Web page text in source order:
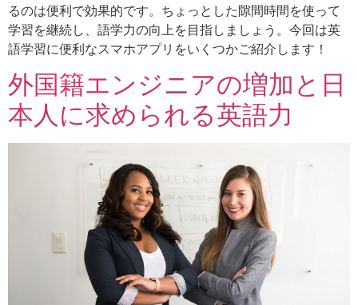
るのは便利で効果的です。ちょっとした隙間時間を使って
学習を継続し、語学力の向上を目指しましょう。今回は英
語学習に便利なスマホアプリをいくつかご紹介します！
外国籍エンジニアの増加と日
本人に求められる英語力